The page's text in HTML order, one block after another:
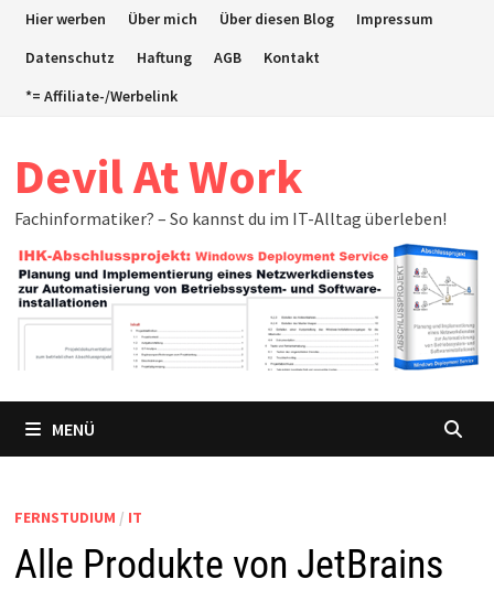
ZumHier werben Über mich Über diesen Blog
Impressum
Datenschutz
Haftung AGB
Kontakt
*= Affiliate-/Werbelink
Devil At Work
Fachinformatiker? – So kannst du im IT-Alltag überleben!
MENÜ
FERNSTUDIUM / IT
Alle Produkte von JetBrains